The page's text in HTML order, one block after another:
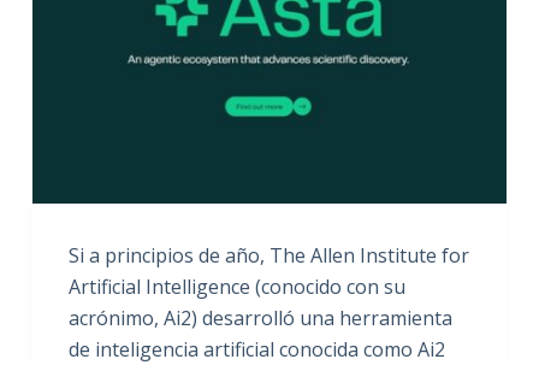
Si a principios de año, The Allen Institute for
Artificial Intelligence (conocido con su
acrónimo, Ai2) desarrolló una herramienta
de inteligencia artificial conocida como Ai2